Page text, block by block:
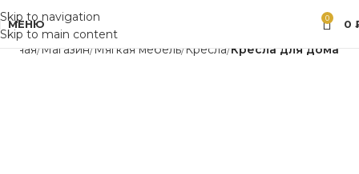
Skip to navigation
Skip to main content
МЕНЮ 0 0
Магазин Мягкая мебель Кресла Кресла для дома